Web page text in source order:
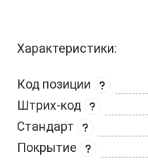
Характеристики:
Код позиции
Штрих-код
Стандарт
Покрытие